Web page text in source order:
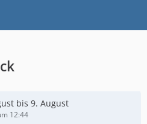
bis 9. August
12:44